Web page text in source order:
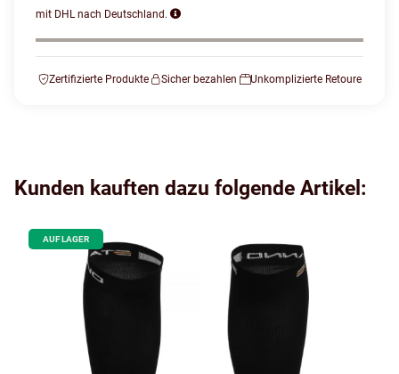
mit DHL nach Deutschland.
Zertifizierte Produkte Sicher bezahlen Unkomplizierte Retoure
Kunden kauften dazu folgende Artikel:
AUF LAGER